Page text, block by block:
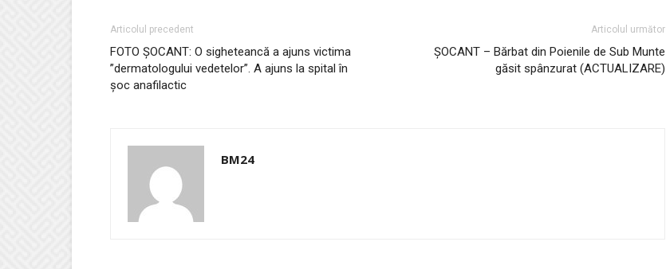
Articolul precedent
FOTO ȘOCANT: O sigheteancă a ajuns victima
”dermatologului vedetelor”. A ajuns la spital în
șoc anafilactic
Articolul următor
ȘOCANT – Bărbat din Poienile de Sub Munte
găsit spânzurat (ACTUALIZARE)
BM24